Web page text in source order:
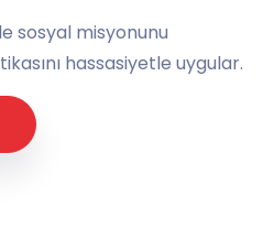
sosyal misyonunu
hassasiyetle uygular.